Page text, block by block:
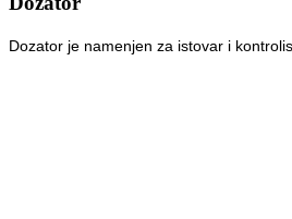
Dozator je namenjen za istovar i